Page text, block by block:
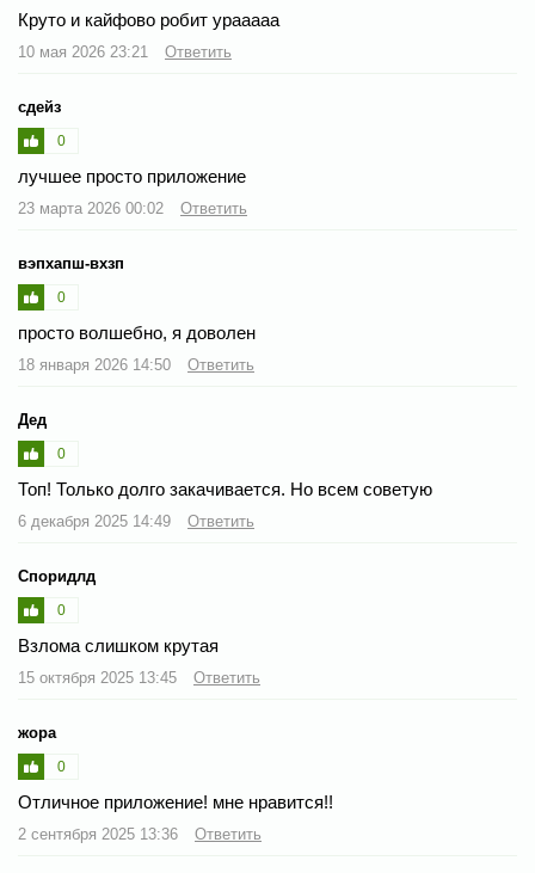
Круто и кайфово робит урааааа
10 мая 2026 23:21 Ответить
сдейз
0
лучшее просто приложение
23 марта 2026 00:02 Ответить
вэпхапш-вхзп
0
просто волшебно, я доволен
18 января 2026 14:50 Ответить
Дед
0
Топ! Только долго закачивается. Но всем советую
6 декабря 2025 14:49 Ответить
Споридлд
0
Взлома слишком крутая
15 октября 2025 13:45 Ответить
жора
0
Отличное приложение! мне нравится!!
2 сентября 2025 13:36 Ответить